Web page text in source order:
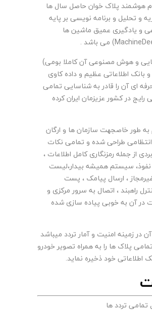
هوشمند پلاک خوان حاصل سال ها
و تحلیل و برنامه نویسی بر پایه
و یادگیری عمیق ماشین ها
و هوش مصنوعی آن کاملا بومی)
و بانک اطلاعاتی عظیم و داده کاوی
ای آن را قادر به شناسایی تمامی
در کشور عزیزمان ایران کرده
طور خاصجهت سازمان ها و ارگان
طراحی شده و تمامی نکات
از جمله رمزنگاری کامل اطلاعات ،
سیستم همیشه بیدار،لیست
، ارسال پیامک ، پست
راهبند ، اتصال به سرور مرکزی و
در آن به خوبی پیاده سازی شده
در زمینه امنیت و آمار تردد میباشد
پلاک ها را به همراه تصویر خودرو
اطلاعاتی خود ذخیره نماید.
تردد ها